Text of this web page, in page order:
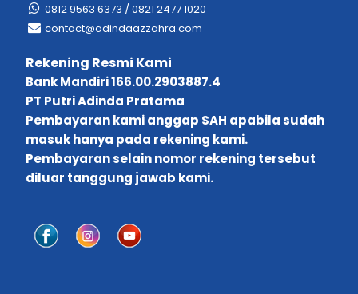
0812 9563 6373 / 0821 2477 1020
contact@adindaazzahra.com
Rekening Resmi Kami
Bank Mandiri 166.00.2903887.4
PT Putri Adinda Pratama
Pembayaran kami anggap SAH apabila sudah
masuk hanya pada rekening kami.
Pembayaran selain nomor rekening tersebut
diluar tanggung jawab kami.